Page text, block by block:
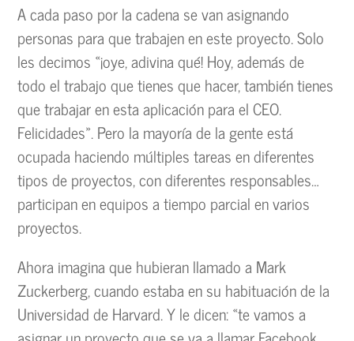
A cada paso por la cadena se van asignando
personas para que trabajen en este proyecto. Solo
les decimos «¡oye, adivina qué! Hoy, además de
todo el trabajo que tienes que hacer, también tienes
que trabajar en esta aplicación para el CEO.
Felicidades». Pero la mayoría de la gente está
ocupada haciendo múltiples tareas en diferentes
tipos de proyectos, con diferentes responsables…
participan en equipos a tiempo parcial en varios
proyectos.
Ahora imagina que hubieran llamado a Mark
Zuckerberg, cuando estaba en su habituación de la
Universidad de Harvard. Y le dicen: «te vamos a